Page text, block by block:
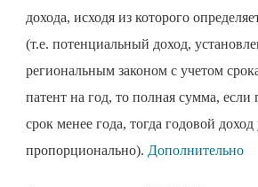
дохода, исходя из которого
(т.е. потенциальный доход,
региональным законом с учетом
патент на год, то полная сумма, если
срок менее года, тогда годовой
пропорционально). Дополнительно